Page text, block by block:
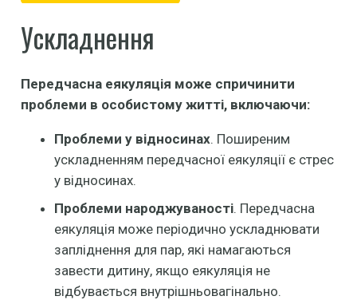
Ускладнення
Передчасна еякуляція може спричинити
проблеми в особистому житті, включаючи:
Проблеми у відносинах. Поширеним
ускладненням передчасної еякуляції є стрес
у відносинах.
Проблеми народжуваності. Передчасна
еякуляція може періодично ускладнювати
запліднення для пар, які намагаються
завести дитину, якщо еякуляція не
відбувається внутрішньовагінально.